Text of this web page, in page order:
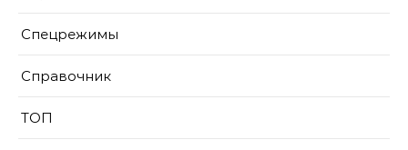
Спецрежимы
Справочник
ТОП